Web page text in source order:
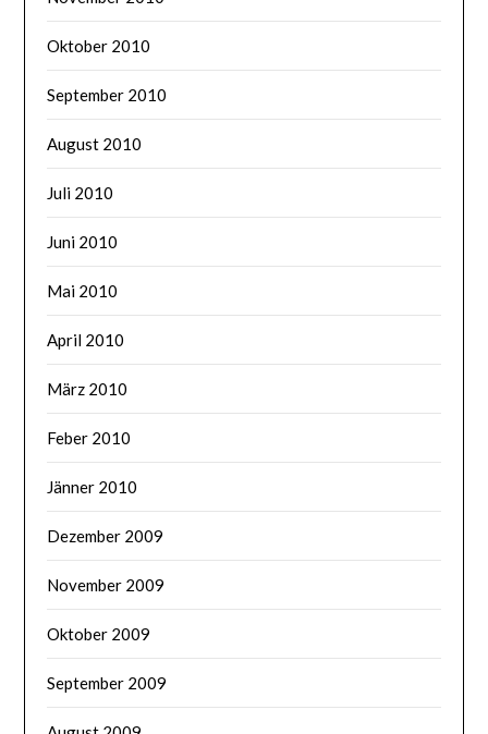
Oktober 2010
September 2010
August 2010
Juli 2010
Juni 2010
Mai 2010
April 2010
März 2010
Feber 2010
Jänner 2010
Dezember 2009
November 2009
Oktober 2009
September 2009